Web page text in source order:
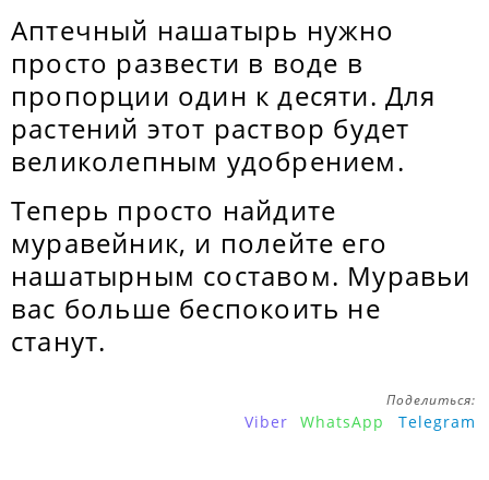
Аптечный нашатырь нужно
просто развести в воде в
пропорции один к десяти. Для
растений этот раствор будет
великолепным удобрением.
Теперь просто найдите
муравейник, и полейте его
нашатырным составом. Муравьи
вас больше беспокоить не
станут.
Поделиться:
Viber WhatsApp Telegram